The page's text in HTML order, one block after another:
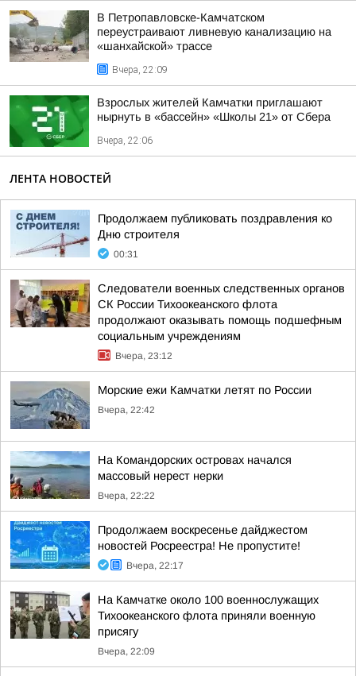
В Петропавловске-Камчатском
переустраивают ливневую канализацию на
«шанхайской» трассе
Вчера, 22:09
Взрослых жителей Камчатки приглашают
нырнуть в «бассейн» «Школы 21» от Сбера
Вчера, 22:06
ЛЕНТА НОВОСТЕЙ
Продолжаем публиковать поздравления ко
Дню строителя
00:31
Следователи военных следственных органов
СК России Тихоокеанского флота
продолжают оказывать помощь подшефным
социальным учреждениям
Вчера, 23:12
Морские ежи Камчатки летят по России
Вчера, 22:42
На Командорских островах начался
массовый нерест нерки
Вчера, 22:22
Продолжаем воскресенье дайджестом
новостей Росреестра! Не пропустите!
Вчера, 22:17
На Камчатке около 100 военнослужащих
Тихоокеанского флота приняли военную
присягу
Вчера, 22:09